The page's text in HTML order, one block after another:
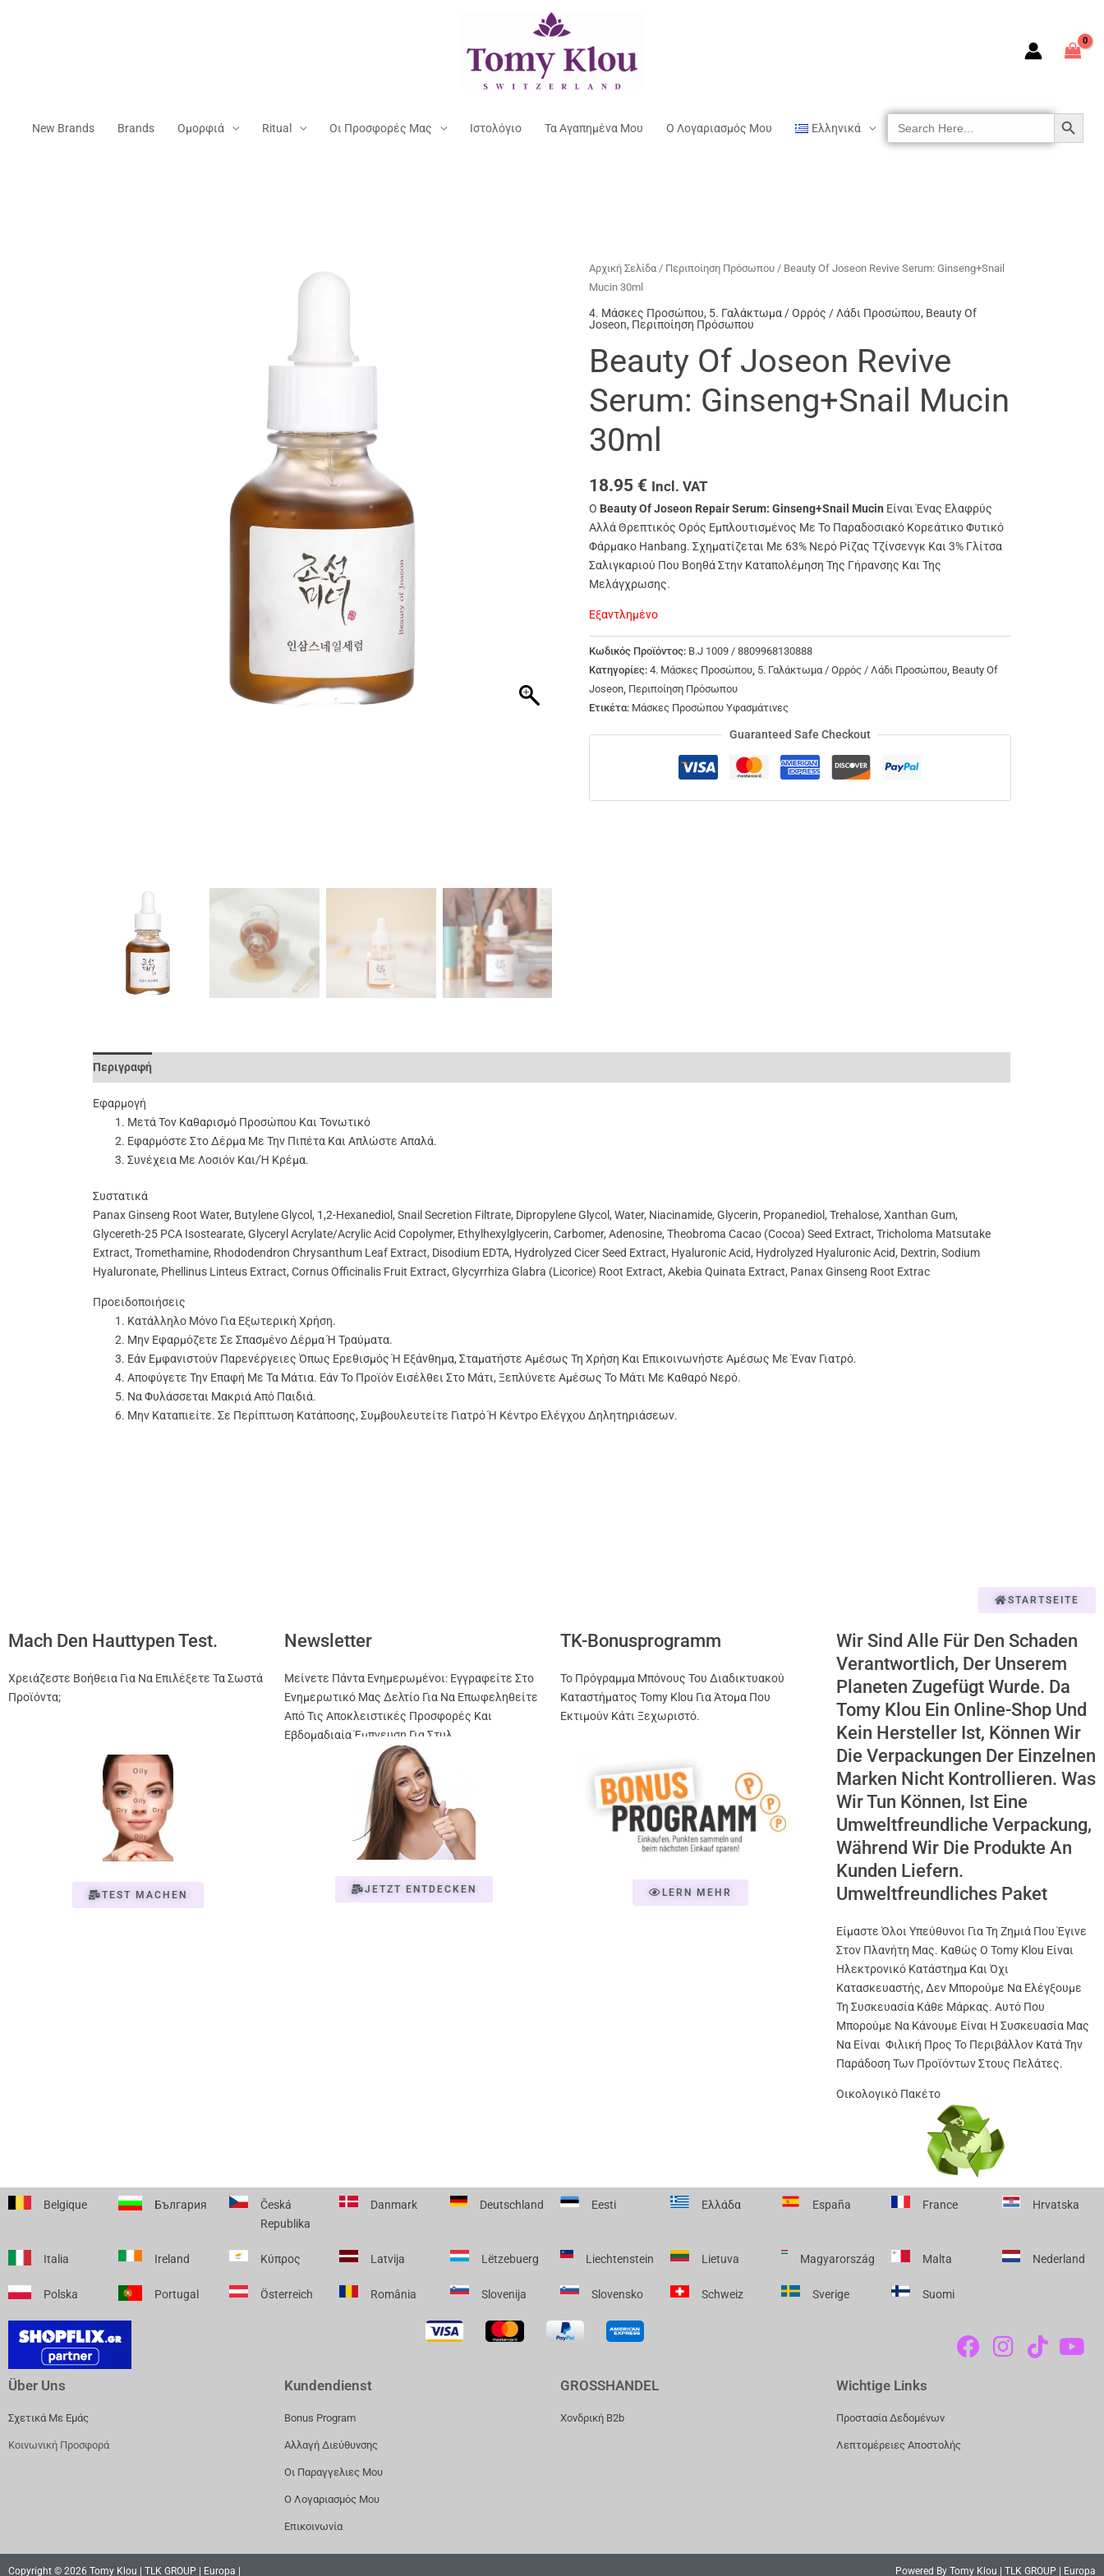
New Brands Brands Ομορφιά Ritual Οι Προσφορές Μας Ιστολόγιο Τα Αγαπημένα Μου Ο Λογαριασμός Μου Ελληνικά
Search
For:
SEARCH BUTTON
Αρχική Σελίδα/ Περιποίηση Πρόσωπου/ Beauty Of Joseon Revive Serum: Ginseng+Snail
Mucin 30ml
4. Μάσκες Προσώπου, 5. Γαλάκτωμα / Ορρός / Λάδι Προσώπου, Beauty Of
Joseon, Περιποίηση Πρόσωπου
Beauty Of Joseon Revive
Serum: Ginseng+Snail Mucin
30ml
18.95 € Incl. VAT
Ο Beauty Of Joseon Repair Serum: Ginseng+Snail Mucin Είναι Ένας Ελαφρύς
Αλλά Θρεπτικός Ορός Εμπλουτισμένος Με Το Παραδοσιακό Κορεάτικο Φυτικό
Φάρμακο Hanbang. Σχηματίζεται Με 63% Νερό Ρίζας Τζίνσενγκ Και 3% Γλίτσα
Σαλιγκαριού Που Βοηθά Στην Καταπολέμηση Της Γήρανσης Και Της
Μελάγχρωσης.
Εξαντλημένο
Κωδικός Προϊόντος: B.J 1009 / 8809968130888
Κατηγορίες: 4. Μάσκες Προσώπου, 5. Γαλάκτωμα / Ορρός / Λάδι Προσώπου, Beauty Of
Joseon, Περιποίηση Πρόσωπου
Ετικέτα: Μάσκες Προσώπου Υφασμάτινες
Guaranteed Safe Checkout
Περιγραφή
Εφαρμογή
Μετά Τον Καθαρισμό Προσώπου Και Τονωτικό
Εφαρμόστε Στο Δέρμα Με Την Πιπέτα Και Απλώστε Απαλά.
Συνέχεια Με Λοσιόν Και/ή Κρέμα.
Συστατικά
Panax Ginseng Root Water, Butylene Glycol, 1,2-Hexanediol, Snail Secretion Filtrate, Dipropylene Glycol, Water, Niacinamide, Glycerin, Propanediol, Trehalose, Xanthan Gum,
Glycereth-25 PCA Isostearate, Glyceryl Acrylate/Acrylic Acid Copolymer, Ethylhexylglycerin, Carbomer, Adenosine, Theobroma Cacao (Cocoa) Seed Extract, Tricholoma Matsutake
Extract, Tromethamine, Rhododendron Chrysanthum Leaf Extract, Disodium EDTA, Hydrolyzed Cicer Seed Extract, Hyaluronic Acid, Hydrolyzed Hyaluronic Acid, Dextrin, Sodium
Hyaluronate, Phellinus Linteus Extract, Cornus Officinalis Fruit Extract, Glycyrrhiza Glabra (Licorice) Root Extract, Akebia Quinata Extract, Panax Ginseng Root Extrac
Προειδοποιήσεις
Κατάλληλο Μόνο Για Εξωτερική Χρήση.
Μην Εφαρμόζετε Σε Σπασμένο Δέρμα Ή Τραύματα.
Εάν Εμφανιστούν Παρενέργειες Όπως Ερεθισμός Ή Εξάνθημα, Σταματήστε Αμέσως Τη Χρήση Και Επικοινωνήστε Αμέσως Με Έναν Γιατρό.
Αποφύγετε Την Επαφή Με Τα Μάτια. Εάν Το Προϊόν Εισέλθει Στο Μάτι, Ξεπλύνετε Αμέσως Το Μάτι Με Καθαρό Νερό.
Να Φυλάσσεται Μακριά Από Παιδιά.
Μην Καταπιείτε. Σε Περίπτωση Κατάποσης, Συμβουλευτείτε Γιατρό Ή Κέντρο Ελέγχου Δηλητηριάσεων.
STARTSEITE
Mach Den Hauttypen Test.
Χρειάζεστε Βοήθεια Για Να Επιλέξετε Τα Σωστά
Προϊόντα;
TEST MACHEN
Newsletter
Μείνετε Πάντα Ενημερωμένοι: Εγγραφείτε Στο
Ενημερωτικό Μας Δελτίο Για Να Επωφεληθείτε
Από Τις Αποκλειστικές Προσφορές Και
Εβδομαδιαία Έμπνευση Για Στυλ
JETZT ENTDECKEN
TK-Bonusprogramm
Το Πρόγραμμα Μπόνους Του Διαδικτυακού
Καταστήματος Tomy Klou Για Άτομα Που
Εκτιμούν Κάτι Ξεχωριστό.
LERN MEHR
Wir Sind Alle Für Den Schaden
Verantwortlich, Der Unserem
Planeten Zugefügt Wurde. Da
Tomy Klou Ein Online-Shop Und
Kein Hersteller Ist, Können Wir
Die Verpackungen Der Einzelnen
Marken Nicht Kontrollieren. Was
Wir Tun Können, Ist Eine
Umweltfreundliche Verpackung,
Während Wir Die Produkte An
Kunden Liefern.
Umweltfreundliches Paket
Είμαστε Όλοι Υπεύθυνοι Για Τη Ζημιά Που Έγινε
Στον Πλανήτη Μας. Καθώς Ο Tomy Klou Είναι
Ηλεκτρονικό Κατάστημα Και Όχι
Κατασκευαστής, Δεν Μπορούμε Να Ελέγξουμε
Τη Συσκευασία Κάθε Μάρκας. Αυτό Που
Μπορούμε Να Κάνουμε Είναι Η Συσκευασία Μας
Να Είναι Φιλική Προς Το Περιβάλλον Κατά Την
Παράδοση Των Προϊόντων Στους Πελάτες.
Οικολογικό Πακέτο
Belgique България
Česká
Republika
Danmark Deutschland Eesti Ελλάδα España France Hrvatska
Italia Ireland Κύπρος Latvija Lëtzebuerg Liechtenstein Lietuva Magyarország Malta Nederland
Polska Portugal Österreich România Slovenija Slovensko Schweiz Sverige Suomi
F
A
I
N
T
I
Y
O
Über Uns
Σχετικά Με Εμάς
Κοινωνική Προσφορά
Kundendienst
Bonus Program
Αλλαγή Διεύθυνσης
Οι Παραγγελιες Μου
Ο Λογαριασμός Μου
Επικοινωνία
GROSSHANDEL
Χονδρική B2b
Wichtige Links
Προστασία Δεδομένων
Λεπτομέρειες Αποστολής
Copyright © 2026 Tomy Klou | TLK GROUP | Europa | Powered By Tomy Klou | TLK GROUP | Europa